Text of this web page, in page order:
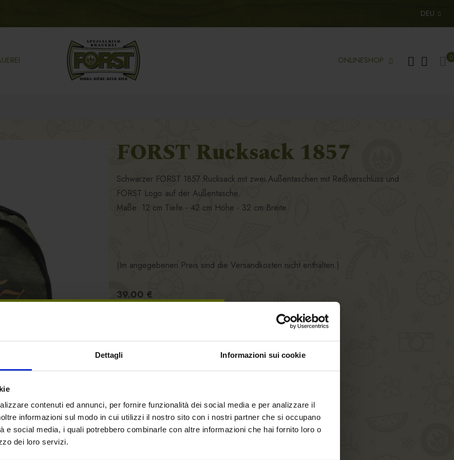
Dettagli Informazioni sui cookie
contenuti ed annunci, per fornire funzionalità dei social media e per analizzare il
informazioni sul modo in cui utilizzi il nostro sito con i nostri partner che si occupano
e social media, i quali potrebbero combinarle con altre informazioni che hai fornito loro o
dei loro servizi.
Willkommen auf forst.it.
DEU
ONLINESHOP 0
FORST Rucksack 1857
Schwarzer FORST 1857 Rucksack mit zwei Außentaschen mit Reißverschluss und
FORST Logo auf der Außentasche.
Maße: 12 cm Tiefe - 42 cm Höhe - 32 cm Breite
(Im angegebenen Preis sind die Versandkosten nicht enthalten.)
39.00 €
IN DEN WARENKORB
Verfügbarkeit:Lagernd
SKU E04810